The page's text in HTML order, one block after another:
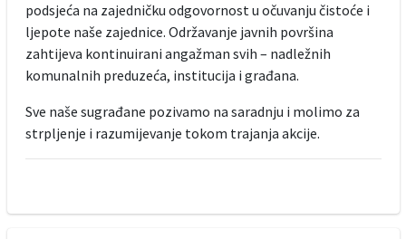
podsjeća na zajedničku odgovornost u očuvanju čistoće i
ljepote naše zajednice. Održavanje javnih površina
zahtijeva kontinuirani angažman svih – nadležnih
komunalnih preduzeća, institucija i građana.
Sve naše sugrađane pozivamo na saradnju i molimo za
strpljenje i razumijevanje tokom trajanja akcije.